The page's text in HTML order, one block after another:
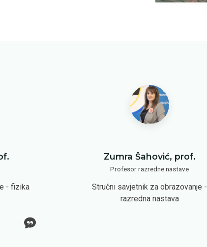
- fizika
Zumra Šahović, prof.
Profesor razredne nastave
Stručni savjetnik za obrazovanje -
razredna nastava